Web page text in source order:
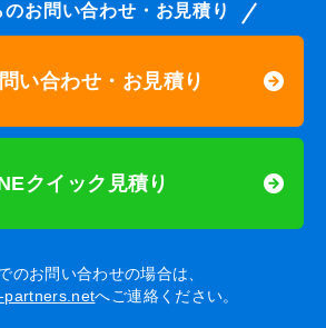
お問い合わせ・お見積り
い合わせ・お見積り
クイック見積り
のお問い合わせの場合は、
partners.netへご連絡ください。